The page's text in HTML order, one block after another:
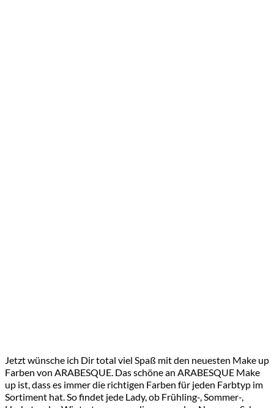
Jetzt wünsche ich Dir total viel Spaß mit den neuesten Make up
Farben von ARABESQUE. Das schöne an ARABESQUE Make
up ist, dass es immer die richtigen Farben für jeden Farbtyp im
Sortiment hat. So findet jede Lady, ob Frühling-, Sommer-,